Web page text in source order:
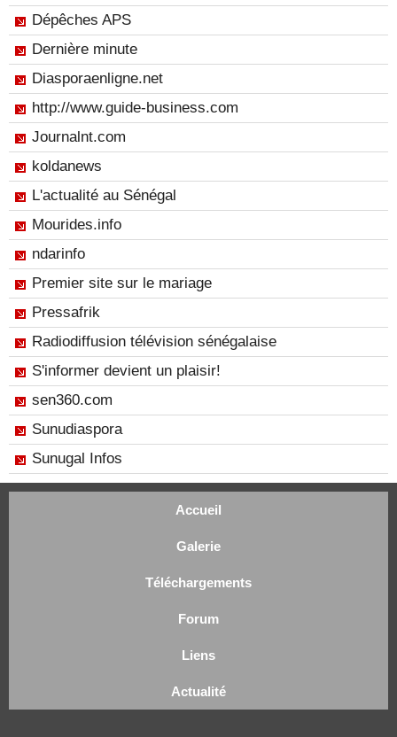
Dépêches APS
Dernière minute
Diasporaenligne.net
http://www.guide-business.com
Journalnt.com
koldanews
L'actualité au Sénégal
Mourides.info
ndarinfo
Premier site sur le mariage
Pressafrik
Radiodiffusion télévision sénégalaise
S'informer devient un plaisir!
sen360.com
Sunudiaspora
Sunugal Infos
Accueil
Galerie
Téléchargements
Forum
Liens
Actualité